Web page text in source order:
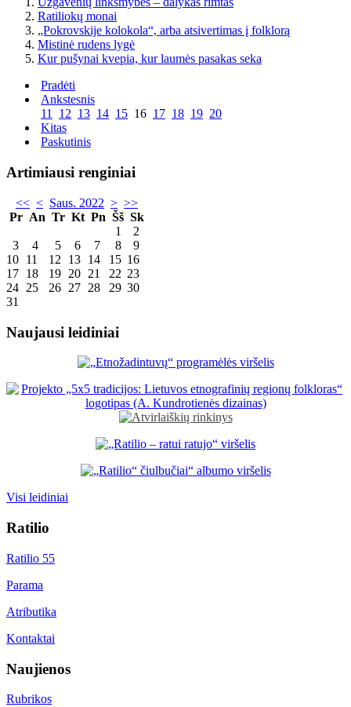
Ratiliokų monai
„Pokrovskije kolokola“, arba atsivertimas į folklorą
Mistinė rudens lygė
Kur pušynai kvepia, kur laumės pasakas seka
Pradėti
Ankstesnis
11 12 13 14 15 16 17 18 19 20
Kitas
Paskutinis
Artimiausi renginiai
<< < Saus. 2022 > >>
Pr An Tr Kt Pn Šš Sk
1
2
3
4 5 6 7 8
9
10 11 12 13 14 15 16
17 18 19 20 21 22 23
24 25 26 27 28 29 30
31
Naujausi leidiniai
Visi leidiniai
Ratilio
Ratilio 55
Parama
Atributika
Kontaktai
Naujienos
Rubrikos